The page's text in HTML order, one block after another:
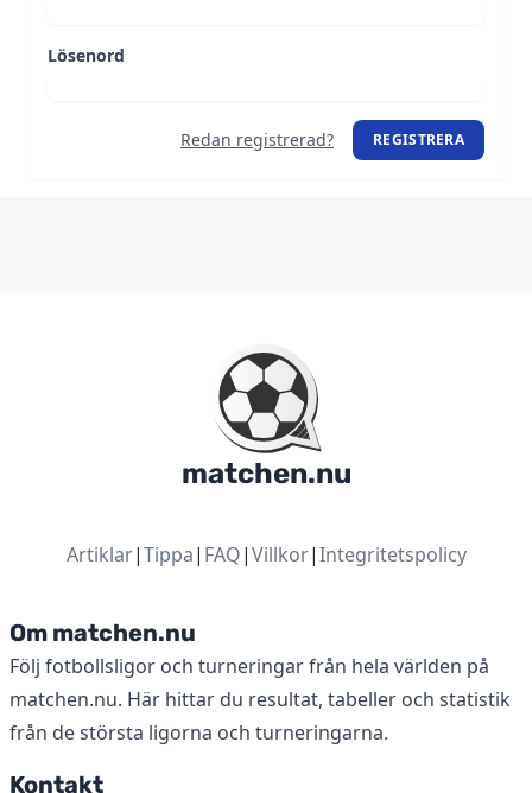
Lösenord
Redan registrerad? REGISTRERA
matchen.nu
Artiklar|Tippa| FAQ|Villkor|Integritetspolicy
Om matchen.nu
Följ fotbollsligor och turneringar från hela världen på
matchen.nu. Här hittar du resultat, tabeller och statistik
från de största ligorna och turneringarna.
Kontakt